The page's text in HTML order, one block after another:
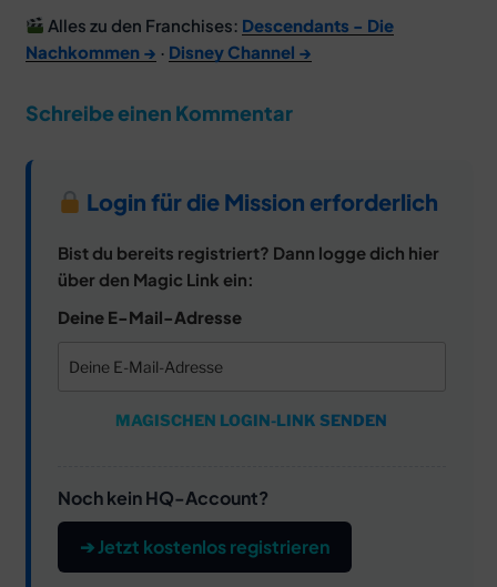
Alles zu den Franchises: Descendants - Die
Nachkommen → · Disney Channel →
Schreibe einen Kommentar
Login für die Mission erforderlich
Bist du bereits registriert? Dann logge dich hier
über den Magic Link ein:
Deine E-Mail-Adresse
MAGISCHEN LOGIN-LINK SENDEN
Noch kein HQ-Account?
➔ Jetzt kostenlos registrieren